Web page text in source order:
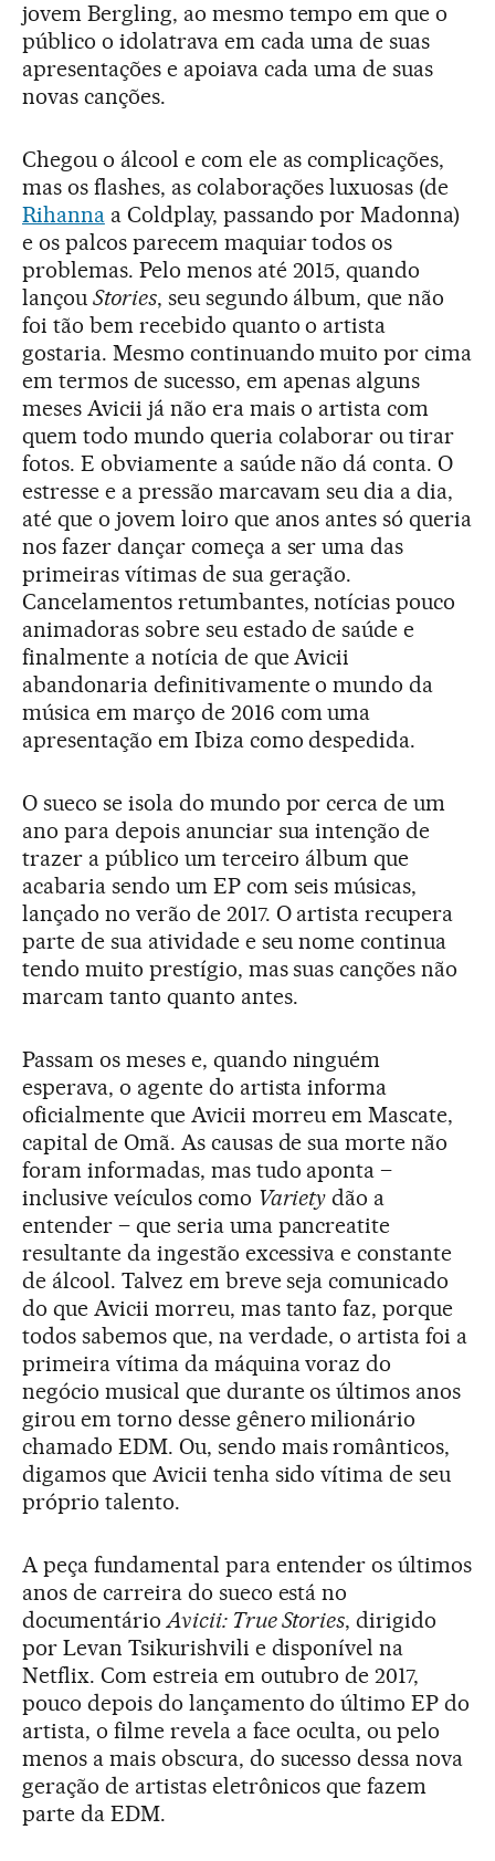
jovem Bergling, ao mesmo tempo em que o
público o idolatrava em cada uma de suas
apresentações e apoiava cada uma de suas
novas canções.
Chegou o álcool e com ele as complicações,
mas os flashes, as colaborações luxuosas (de
Rihannaa Coldplay, passando por Madonna)
e os palcos parecem maquiar todos os
problemas. Pelo menos até 2015, quando
lançou Stories, seu segundo álbum, que não
foi tão bem recebido quanto o artista
gostaria. Mesmo continuando muito por cima
em termos de sucesso, em apenas alguns
meses Avicii já não era mais o artista com
quem todo mundo queria colaborar ou tirar
fotos. E obviamente a saúde não dá conta. O
estresse e a pressão marcavam seu dia a dia,
até que o jovem loiro que anos antes só queria
nos fazer dançar começa a ser uma das
primeiras vítimas de sua geração.
Cancelamentos retumbantes, notícias pouco
animadoras sobre seu estado de saúde e
finalmente a notícia de que Avicii
abandonaria definitivamente o mundo da
música em março de 2016 com uma
apresentação em Ibiza como despedida.
O sueco se isola do mundo por cerca de um
ano para depois anunciar sua intenção de
trazer a público um terceiro álbum que
acabaria sendo um EP com seis músicas,
lançado no verão de 2017. O artista recupera
parte de sua atividade e seu nome continua
tendo muito prestígio, mas suas canções não
marcam tanto quanto antes.
Passam os meses e, quando ninguém
esperava, o agente do artista informa
oficialmente que Avicii morreu em Mascate,
capital de Omã. As causas de sua morte não
foram informadas, mas tudo aponta –
inclusive veículos como Variety dão a
entender – que seria uma pancreatite
resultante da ingestão excessiva e constante
de álcool. Talvez em breve seja comunicado
do que Avicii morreu, mas tanto faz, porque
todos sabemos que, na verdade, o artista foi a
primeira vítima da máquina voraz do
negócio musical que durante os últimos anos
girou em torno desse gênero milionário
chamado EDM. Ou, sendo mais românticos,
digamos que Avicii tenha sido vítima de seu
próprio talento.
A peça fundamental para entender os últimos
anos de carreira do sueco está no
documentárioAvicii: True Stories, dirigido
por Levan Tsikurishvili e disponível na
Netflix. Com estreia em outubro de 2017,
pouco depois do lançamento do último EP do
artista, o filme revela a face oculta, ou pelo
menos a mais obscura, do sucesso dessa nova
geração de artistas eletrônicos que fazem
parte da EDM.